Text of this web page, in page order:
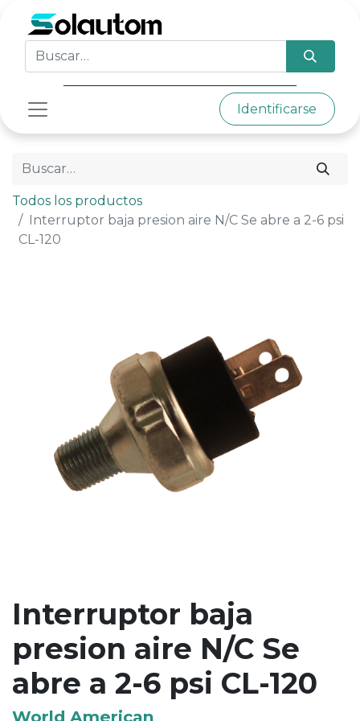
Identificarse
Todos los productos
Interruptor baja presion aire N/C Se abre a 2-6 psi
CL-120
Interruptor baja
presion aire N/C Se
abre a 2-6 psi CL-120
World American